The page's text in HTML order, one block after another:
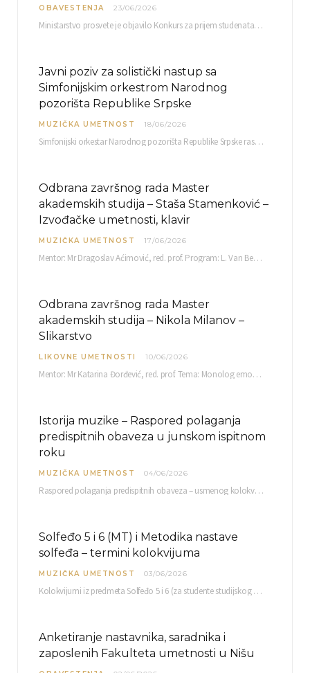
OBAVESTENJA 23/06/2026
Ministarstvo prosvete je objavilo Konkurs za prijem studenata visokoškolskih ustanova u Republici Srbiji u ustanove…
Javni poziv za solistički nastup sa
Simfonijskim orkestrom Narodnog
pozorišta Republike Srpske
MUZIČKA UMETNOST 18/06/2026
Simfonijski orkestar Narodnog pozorišta Republike Srpske raspisuje javni poziv za učešće u projektu „CRESCENDO: Nova…
Odbrana završnog rada Master
akademskih studija – Staša Stamenković –
Izvođačke umetnosti, klavir
MUZIČKA UMETNOST 17/06/2026
Mentor: Mr Dragoslav Aćimović, red. prof. Program: L. Van Betoven: Sonata op. 31 br. 2 u…
Odbrana završnog rada Master
akademskih studija – Nikola Milanov –
Slikarstvo
LIKOVNE UMETNOSTI 10/06/2026
Mentor: Mr Katarina Đorđević, red. prof. Tema: Monolog emocija Sreda, 17. 06. 2026. u 15:30 sati Sala br. 12 Fakulteta umetnosti u Nišu, Kneginje…
Istorija muzike – Raspored polaganja
predispitnih obaveza u junskom ispitnom
roku
MUZIČKA UMETNOST 04/06/2026
Raspored polaganja predispitnih obaveza – usmenog kolokvijuma i testa iz slušanja muzike – objavljen je…
Solfeđo 5 i 6 (MT) i Metodika nastave
solfeđa – termini kolokvijuma
MUZIČKA UMETNOST 03/06/2026
Kolokvijumi iz predmeta Solfeđo 5 i 6 (za studente studijskog programa Muzička teorija) i Metodika…
Anketiranje nastavnika, saradnika i
zaposlenih Fakulteta umetnosti u Nišu